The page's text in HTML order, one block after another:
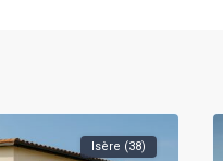
Isère (38)